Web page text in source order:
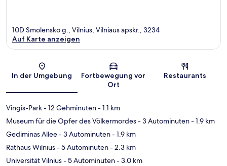
Karte
10D Smolensko g., Vilnius, Vilniaus apskr., 3234
Auf Karte anzeigen
In der Umgebung
Fortbewegung vor
Ort
Restaurants
Vingis-Park- 12 Gehminuten- 1.1 km
Museum für die Opfer des Völkermordes- 3 Autominuten- 1.9 km
Gediminas Allee- 3 Autominuten- 1.9 km
Rathaus Wilnius- 5 Autominuten- 2.3 km
Universität Vilnius- 5 Autominuten- 3.0 km